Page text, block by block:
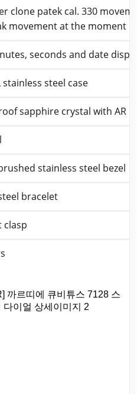
clone patek cal. 330
movement at the moment
seconds and date
stainless steel case
sapphire crystal with AR
stainless steel bezel
bracelet
clasp